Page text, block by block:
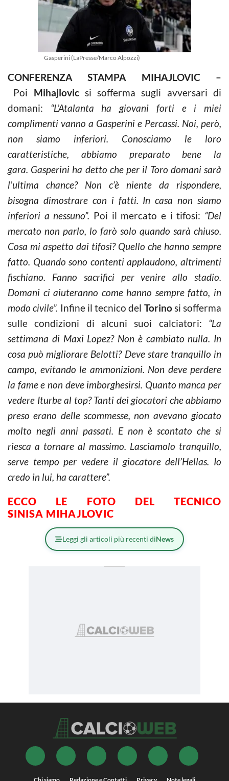
Gasperini (LaPresse/Marco Alpozzi)
CONFERENZA STAMPA MIHAJLOVIC –
Poi Mihajlovic si sofferma sugli avversari di
domani: “L’Atalanta ha giovani forti e i miei
complimenti vanno a Gasperini e Percassi. Noi, però,
non siamo inferiori. Conosciamo le loro
caratteristiche, abbiamo preparato bene la
gara. Gasperini ha detto che per il Toro domani sarà
l’ultima chance? Non c’è niente da rispondere,
bisogna dimostrare con i fatti. In casa non siamo
inferiori a nessuno”. Poi il mercato e i tifosi: “Del
mercato non parlo, lo farò solo quando sarà chiuso.
Cosa mi aspetto dai tifosi? Quello che hanno sempre
fatto. Quando sono contenti applaudono, altrimenti
fischiano. Fanno sacrifici per venire allo stadio.
Domani ci aiuteranno come hanno sempre fatto, in
modo civile”. Infine il tecnico del Torinosi sofferma
sulle condizioni di alcuni suoi calciatori: “La
settimana di Maxi Lopez? Non è cambiato nulla. In
cosa può migliorare Belotti? Deve stare tranquillo in
campo, evitando le ammonizioni. Non deve perdere
la fame e non deve imborghesirsi. Quanto manca per
vedere Iturbe al top? Tanti dei giocatori che abbiamo
preso erano delle scommesse, non avevano giocato
molto negli anni passati. E non è scontato che si
riesca a tornare al massimo. Lasciamolo tranquillo,
serve tempo per vedere il giocatore dell’Hellas. Io
credo in lui, ha carattere”.
ECCO LE FOTO DEL TECNICO
SINISA MIHAJLOVIC
Leggi gli articoli più recenti diNews